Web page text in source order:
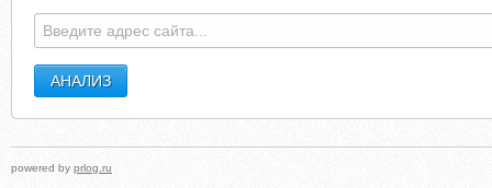
powered by prlog.ru